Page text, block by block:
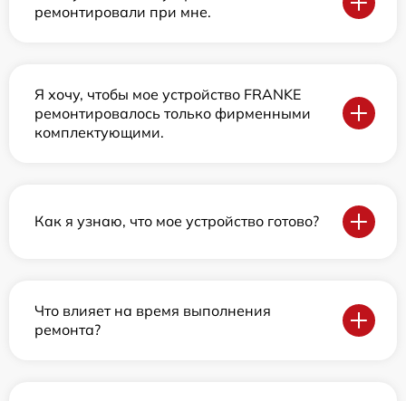
ремонтировали при мне.
Я хочу, чтобы мое устройство FRANKE
ремонтировалось только фирменными
комплектующими.
Как я узнаю, что мое устройство готово?
Что влияет на время выполнения
ремонта?